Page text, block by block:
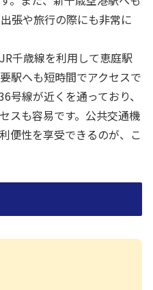
張や旅行の際にも非常に
千歳線を利用して恵庭駅
駅へも短時間でアクセスで
号線が近くを通っており、
スも容易です。公共交通機
便性を享受できるのが、こ